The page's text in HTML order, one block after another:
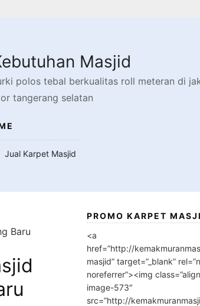
Masjid
polos tebal berkualitas roll meteran di
tangerang selatan
Jual Karpet Masjid
Baru
PROMO KARPET
<a
href=”http://
masjid” target=”_blank”
noreferrer”><img
image-573″
src=”http://